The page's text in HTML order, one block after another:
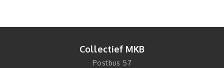
Collectief MKB
Postbus 57